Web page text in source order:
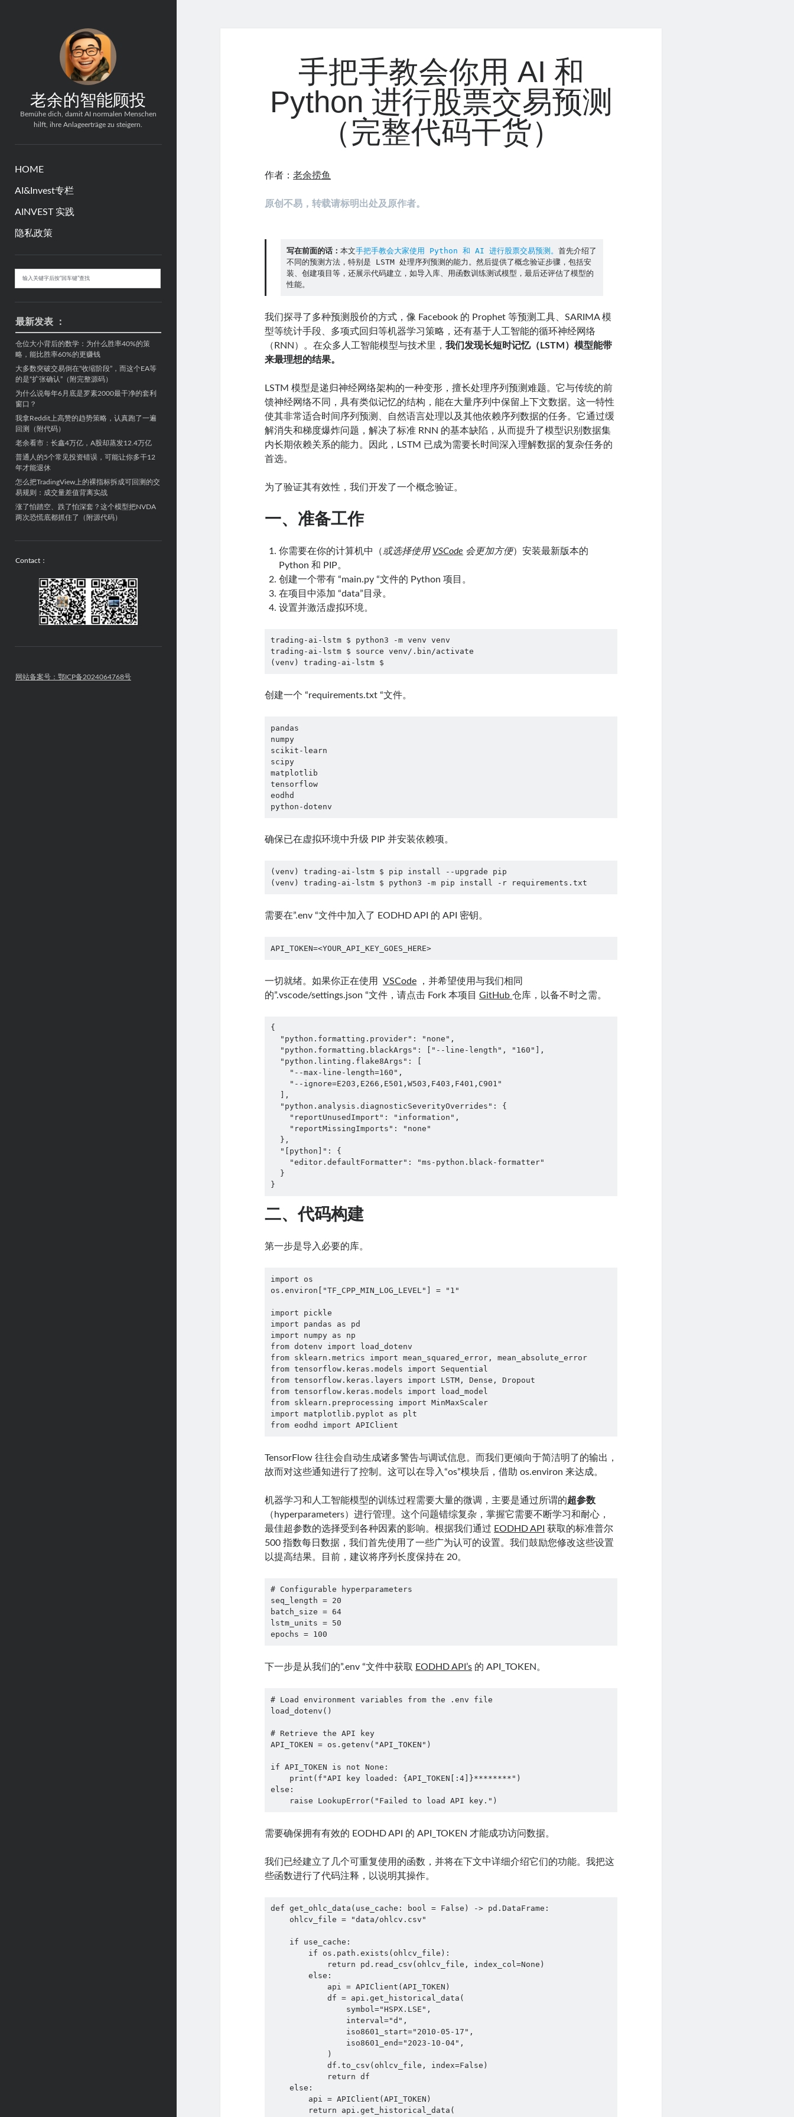
老余的智能顾投
Bemühe dich, damit AI normalen Menschen
hilft, ihre Anlageerträge zu steigern.
HOME
AI&Invest专栏
AINVEST 实践
隐私政策
Sidebar
最新发表 ：
仓位大小背后的数学：为什么胜率40%的策
略，能比胜率60%的更赚钱
大多数突破交易倒在“收缩阶段”，而这个EA等
的是“扩张确认”（附完整源码）
为什么说每年6月底是罗素2000最干净的套利
窗口？
我拿Reddit上高赞的趋势策略，认真跑了一遍
回测（附代码）
老余看市：长鑫4万亿，A股却蒸发12.4万亿
普通人的5个常见投资错误，可能让你多干12
年才能退休
怎么把TradingView上的裸指标拆成可回测的交
易规则：成交量差值背离实战
涨了怕踏空、跌了怕深套？这个模型把NVDA
两次恐慌底都抓住了（附源代码）
Contact：
网站备案号：鄂ICP备2024064768号
手把手教会你用 AI 和
Python 进行股票交易预测
（完整代码干货）
作者：老余捞鱼
原创不易，转载请标明出处及原作者。
写在前面的话： 本文手把手教会大家使用 Python 和 AI 进行股票交易预测。 首先介绍了
不同的预测方法，特别是 LSTM 处理序列预测的能力。然后提供了概念验证步骤，包括安
装、创建项目等，还展示代码建立，如导入库、用函数训练测试模型，最后还评估了模型的
性能。
我们探寻了多种预测股价的方式，像 Facebook 的 Prophet 等预测工具、SARIMA 模
型等统计手段、多项式回归等机器学习策略，还有基于人工智能的循环神经网络
（RNN）。在众多人工智能模型与技术里，我们发现长短时记忆（LSTM）模型能带
来最理想的结果。
LSTM 模型是递归神经网络架构的一种变形，擅长处理序列预测难题。它与传统的前
馈神经网络不同，具有类似记忆的结构，能在大量序列中保留上下文数据。这一特性
使其非常适合时间序列预测、自然语言处理以及其他依赖序列数据的任务。它通过缓
解消失和梯度爆炸问题，解决了标准 RNN 的基本缺陷，从而提升了模型识别数据集
内长期依赖关系的能力。因此，LSTM 已成为需要长时间深入理解数据的复杂任务的
首选。
为了验证其有效性，我们开发了一个概念验证。
一、准备工作
你需要在你的计算机中（ 或选择使用 VSCode 会更加方便）安装最新版本的
Python 和 PIP。
创建一个带有 “main.py “文件的 Python 项目。
在项目中添加 “data”目录。
设置并激活虚拟环境。
trading-ai-lstm $ python3 -m venv venv
trading-ai-lstm $ source venv/.bin/activate
(venv) trading-ai-lstm $
创建一个 “requirements.txt “文件。
pandas
numpy
scikit-learn
scipy
matplotlib
tensorflow
eodhd
python-dotenv
确保已在虚拟环境中升级 PIP 并安装依赖项。
(venv) trading-ai-lstm $ pip install --upgrade pip
(venv) trading-ai-lstm $ python3 -m pip install -r requirements.txt
需要在”.env “文件中加入了 EODHD API 的 API 密钥。
API_TOKEN=<YOUR_API_KEY_GOES_HERE>
一切就绪。如果你正在使用VSCode ，并希望使用与我们相同
的”.vscode/settings.json “文件，请点击 Fork 本项目GitHub仓库，以备不时之需。
{
}
二、代码构建
第一步是导入必要的库。
import os
os.environ["TF_CPP_MIN_LOG_LEVEL"] = "1"
import pickle
import pandas as pd
import numpy as np
from dotenv import load_dotenv
from sklearn.metrics import mean_squared_error, mean_absolute_error
from tensorflow.keras.models import Sequential
from tensorflow.keras.layers import LSTM, Dense, Dropout
from tensorflow.keras.models import load_model
from sklearn.preprocessing import MinMaxScaler
import matplotlib.pyplot as plt
from eodhd import APIClient
TensorFlow 往往会自动生成诸多警告与调试信息。而我们更倾向于简洁明了的输出，
故而对这些通知进行了控制。这可以在导入“os”模块后，借助 os.environ 来达成。
机器学习和人工智能模型的训练过程需要大量的微调，主要是通过所谓的超参数
（hyperparameters）进行管理。这个问题错综复杂，掌握它需要不断学习和耐心，
最佳超参数的选择受到各种因素的影响。根据我们通过 EODHD API 获取的标准普尔
500 指数每日数据，我们首先使用了一些广为认可的设置。我们鼓励您修改这些设置
以提高结果。目前，建议将序列长度保持在 20。
# Configurable hyperparameters
seq_length = 20
batch_size = 64
lstm_units = 50
epochs = 100
下一步是从我们的”.env “文件中获取 EODHD API’s 的 API_TOKEN。
# Load environment variables from the .env file
load_dotenv()
# Retrieve the API key
API_TOKEN = os.getenv("API_TOKEN")
if API_TOKEN is not None:
else:
    raise LookupError("Failed to load API key.")
需要确保拥有有效的 EODHD API 的 API_TOKEN 才能成功访问数据。
我们已经建立了几个可重复使用的函数，并将在下文中详细介绍它们的功能。我把这
些函数进行了代码注释，以说明其操作。
def get_ohlc_data(use_cache: bool = False) -> pd.DataFrame: